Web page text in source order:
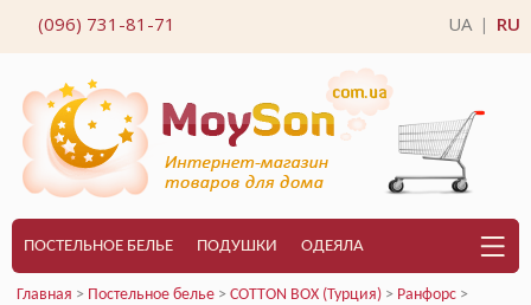
(096) 731-81-71 UA RU
ПОСТЕЛЬНОЕ БЕЛЬЕ ПОДУШКИ ОДЕЯЛА
Главная > Постельное белье > COTTON BOX (Турция) > Ранфорс >